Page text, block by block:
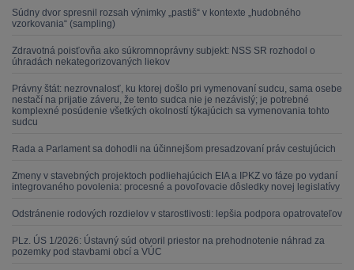
Súdny dvor spresnil rozsah výnimky „pastiš“ v kontexte „hudobného
vzorkovania“ (sampling)
Zdravotná poisťovňa ako súkromnoprávny subjekt: NSS SR rozhodol o
úhradách nekategorizovaných liekov
Právny štát: nezrovnalosť, ku ktorej došlo pri vymenovaní sudcu, sama osebe
nestačí na prijatie záveru, že tento sudca nie je nezávislý; je potrebné
komplexné posúdenie všetkých okolností týkajúcich sa vymenovania tohto
sudcu
Rada a Parlament sa dohodli na účinnejšom presadzovaní práv cestujúcich
Zmeny v stavebných projektoch podliehajúcich EIA a IPKZ vo fáze po vydaní
integrovaného povolenia: procesné a povoľovacie dôsledky novej legislatívy
Odstránenie rodových rozdielov v starostlivosti: lepšia podpora opatrovateľov
PLz. ÚS 1/2026: Ústavný súd otvoril priestor na prehodnotenie náhrad za
pozemky pod stavbami obcí a VÚC